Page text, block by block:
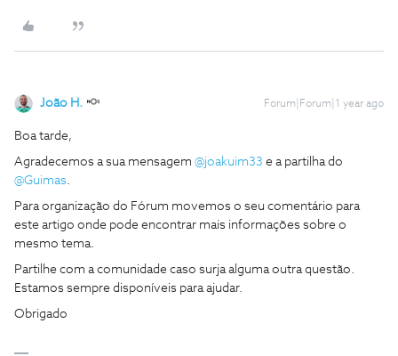
João H. Forum|Forum|1 year ago
Boa tarde,
Agradecemos a sua mensagem ​ @joakuim33 e a partilha do ​
@Guimas
Para organização do Fórum movemos o seu comentário para
este artigo onde pode encontrar mais informações sobre o
mesmo tema.
Partilhe com a comunidade caso surja alguma outra questão.
Estamos sempre disponíveis para ajudar.
Obrigado